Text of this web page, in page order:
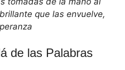
que las envuelve,
de las Palabras